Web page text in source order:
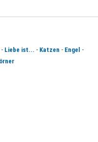
- Liebe ist... - Katzen - Engel -